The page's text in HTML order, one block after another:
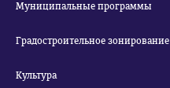
Муниципальные программы
Градостроительное зонирование
Культура